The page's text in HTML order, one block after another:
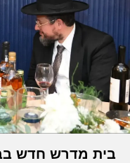
בית מדרש חדש